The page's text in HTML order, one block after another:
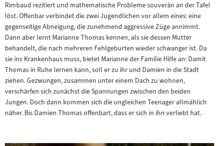
Rimbaud rezitiert und mathematische Probleme souverän an der Tafel
löst. Offenbar verbindet die zwei Jugendlichen vor allem eines: eine
gegenseitige Abneigung, die zunehmend aggressive Züge annimmt.
Dann aber lernt Marianne Thomas kennen, als sie dessen Mutter
behandelt, die nach mehreren Fehlgeburten wieder schwanger ist. Da
sie ins Krankenhaus muss, bietet Marianne der Familie Hilfe an: Damit
Thomas in Ruhe lernen kann, soll er zu ihr und Damien in die Stadt
ziehen. Gezwungen, zusammen unter einem Dach zu wohnen,
verschärfen sich zunächst die Spannungen zwischen den beiden
Jungen. Doch dann kommen sich die ungleichen Teenager allmählich
näher. Bis Damien Thomas offenbart, dass er sich in ihn verliebt hat.